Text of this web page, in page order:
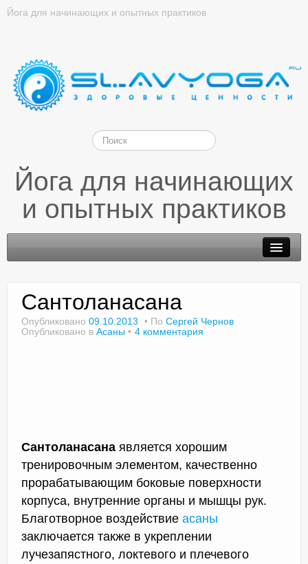
Йога для начинающих и опытных практиков
Йога для начинающих
и опытных практиков
Йога для начинающих
Триггерные точки
Контакты
Сантоланасана
Опубликовано 09.10.2013 По Сергей Чернов
Опубликовано в Асаны 4 комментария
Сантоланасана является хорошим
тренировочным элементом, качественно
прорабатывающим боковые поверхности
корпуса, внутренние органы и мышцы рук.
Благотворное воздействие асаны
заключается также в укреплении
лучезапястного, локтевого и плечевого